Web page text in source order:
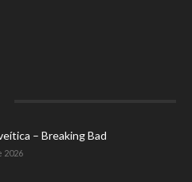
– Breaking Bad
2026